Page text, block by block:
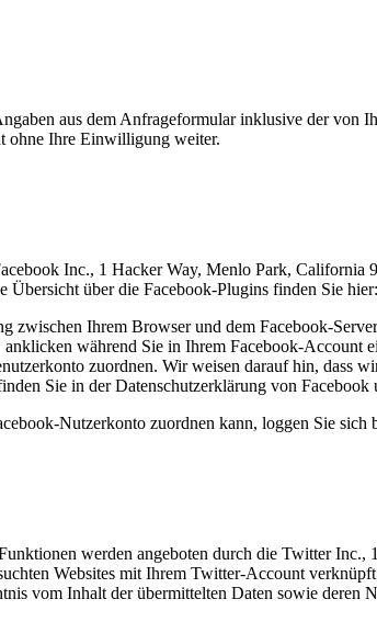
aus dem Anfrageformular inklusive der von
ohne Ihre Einwilligung weiter.
Inc., 1 Hacker Way, Menlo Park,
über die Facebook-Plugins finden Sie hier:
zwischen Ihrem Browser und dem Facebook-
während Sie in Ihrem Facebook-Account
zuordnen. Wir weisen darauf hin, dass
Sie in der Datenschutzerklärung von Facebook
Nutzerkonto zuordnen kann, loggen Sie sich
werden angeboten durch die Twitter
Websites mit Ihrem Twitter-Account
vom Inhalt der übermittelten Daten sowie